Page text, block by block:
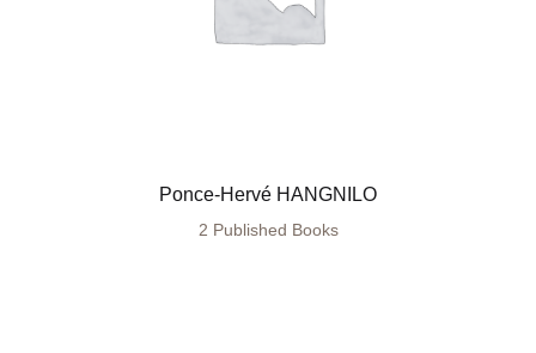
Ponce-Hervé HANGNILO
2 Published Books